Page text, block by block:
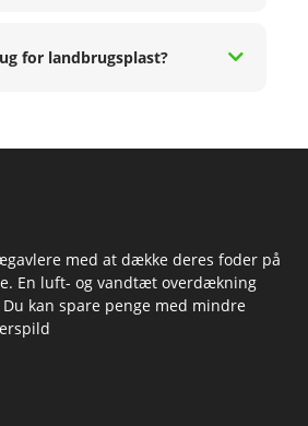
for landbrugsplast?
med at dække deres foder på
En luft- og vandtæt overdækning
kan spare penge med mindre